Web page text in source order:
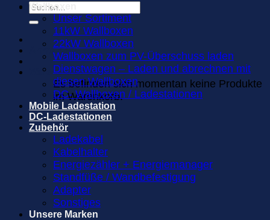
Suchen
nach:
Anmelden
Warenkorb /0,00€ 0
Es befinden sich momentan keine Produkte
im Warenkorb.
Wallboxen
Unser Sortiment
11kW Wallboxen
22kW Wallboxen
Wallboxen zum PV-Überschuss laden
Dienstwagen – Laden und abrechnen mit
diesen Wallboxen
DC- Wallboxen / Ladestationen
Mobile Ladestation
DC-Ladestationen
Zubehör
Ladekabel
Kabelhalter
Energiezähler + Energiemanager
Standfüße / Wandbefestigung
Adapter
Sonstiges
Unsere Marken